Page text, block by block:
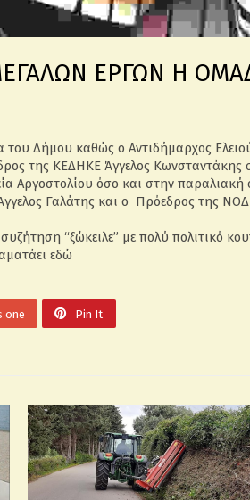
ΕΡΓΩΝ Η
του Δήμου καθώς ο Αντιδήμαρχος
της ΚΕΔΗΚΕ Άγγελος Κωνσταντάκης
Αργοστολίου όσο και στην
Γαλάτης και ο Πρόεδρος της
“ξώκειλε” με πολύ πολιτικό
εδώ
one Pin It